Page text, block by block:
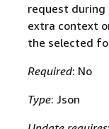
request during
extra context
the selected
Required: No
Type: Json